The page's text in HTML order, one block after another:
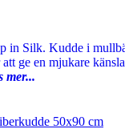
in Silk. Kudde i
ge en mjukare
mer...